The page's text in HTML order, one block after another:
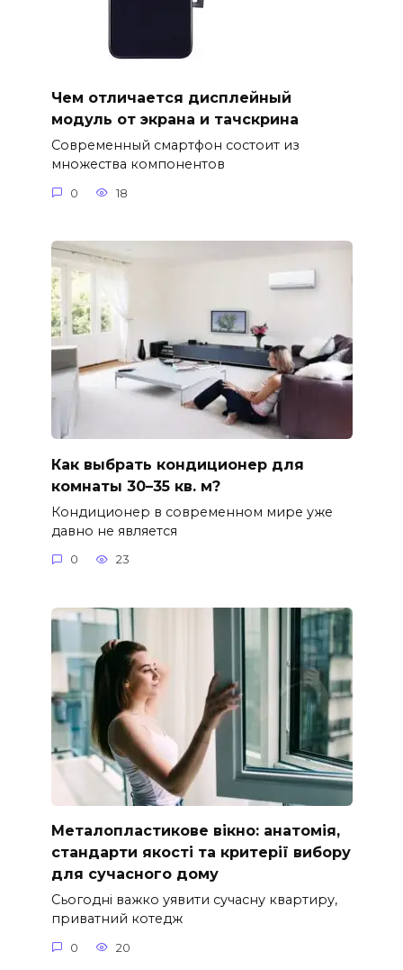
Чем отличается дисплейный
модуль от экрана и тачскрина
Современный смартфон состоит из
множества компонентов
0 18
Как выбрать кондиционер для
комнаты 30–35 кв. м?
Кондиционер в современном мире уже
давно не является
0 23
Металопластикове вікно: анатомія,
стандарти якості та критерії вибору
для сучасного дому
Сьогодні важко уявити сучасну квартиру,
приватний котедж
0 20